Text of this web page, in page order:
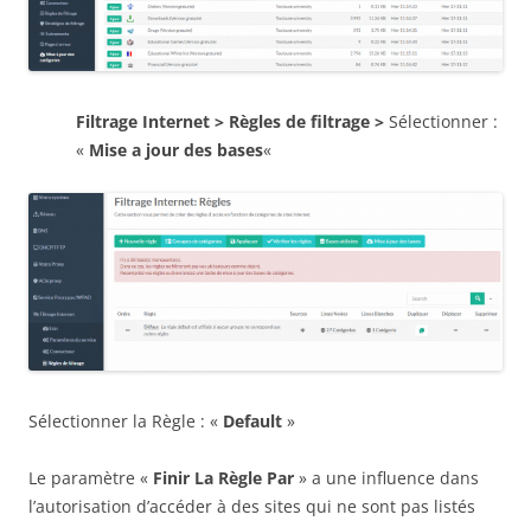
Filtrage Internet > Règles de filtrage > Sélectionner :
« Mise a jour des bases«
Sélectionner la Règle : « Default »
Le paramètre « Finir La Règle Par » a une influence dans
l’autorisation d’accéder à des sites qui ne sont pas listés